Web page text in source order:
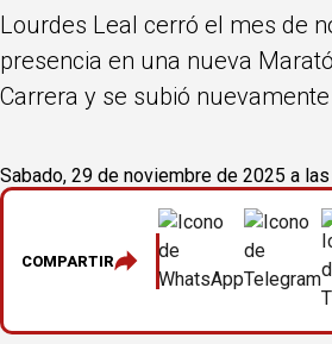
Lourdes Leal cerró el mes de
presencia en una nueva
Carrera y se subió
Sabado, 29 de noviembre de 2025 a
COMPARTIR